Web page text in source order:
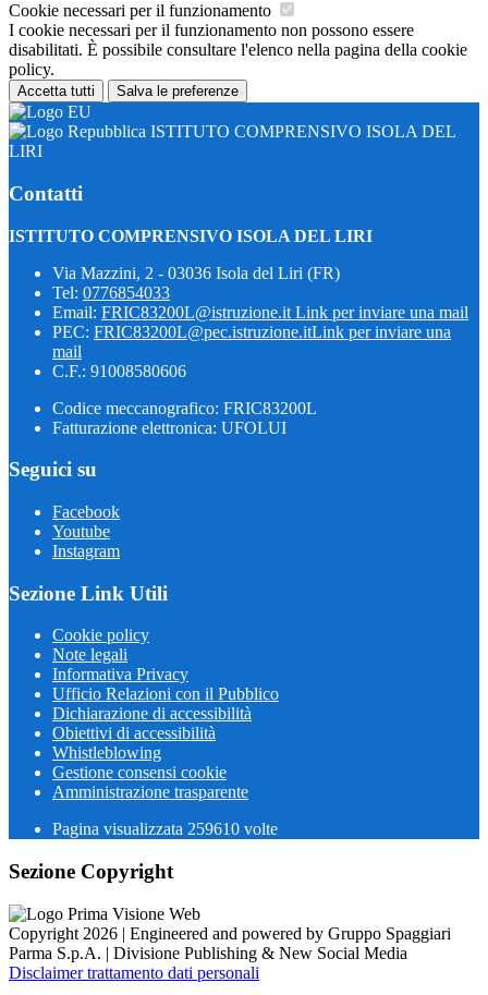
Cookie necessari per il funzionamento
I cookie necessari per il funzionamento non possono essere
disabilitati. È possibile consultare l'elenco nella pagina della cookie
policy.
Accetta tutti Salva le preferenze
ISTITUTO COMPRENSIVO ISOLA DEL
LIRI
Contatti
ISTITUTO COMPRENSIVO ISOLA DEL LIRI
Via Mazzini, 2 - 03036 Isola del Liri (FR)
Tel: 0776854033
Email: FRIC83200L@istruzione.it Link per inviare una mail
PEC: FRIC83200L@pec.istruzione.itLink per inviare una
mail
C.F.: 91008580606
Codice meccanografico: FRIC83200L
Fatturazione elettronica: UFOLUI
Seguici su
Facebook
Youtube
Instagram
Sezione Link Utili
Cookie policy
Note legali
Informativa Privacy
Ufficio Relazioni con il Pubblico
Dichiarazione di accessibilità
Obiettivi di accessibilità
Whistleblowing
Gestione consensi cookie
Amministrazione trasparente
Pagina visualizzata 259610 volte
Sezione Copyright
Copyright 2026 | Engineered and powered by Gruppo Spaggiari
Parma S.p.A. | Divisione Publishing & New Social Media
Disclaimer trattamento dati personali